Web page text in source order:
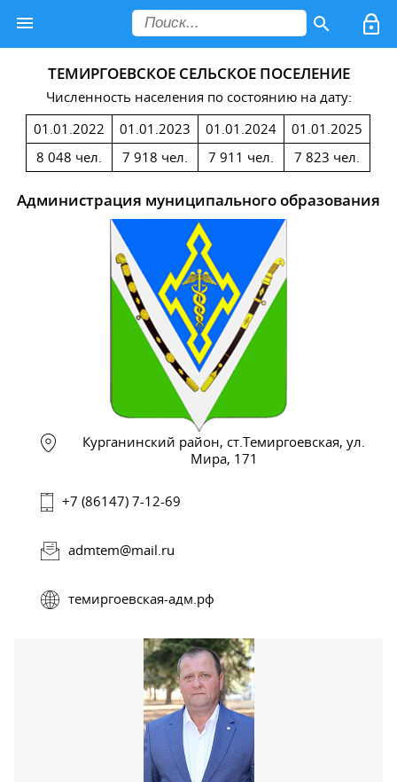
ТЕМИРГОЕВСКОЕ СЕЛЬСКОЕ ПОСЕЛЕНИЕ
Численность населения по состоянию на дату:
01.01.2022
8 048 чел.
01.01.2023
7 918 чел.
01.01.2024
7 911 чел.
01.01.2025
7 823 чел.
Администрация муниципального образования
Курганинский район, ст.Темиргоевская, ул.
Мира, 171
+7 (86147) 7-12-69
admtem@mail.ru
темиргоевская-адм.рф